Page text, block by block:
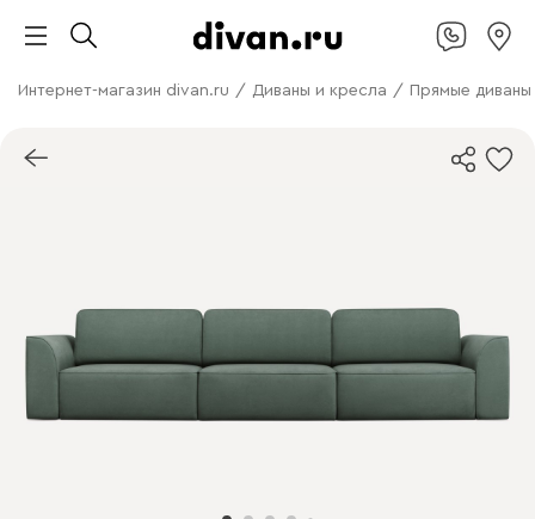
Интернет-магазин divan.ru / Диваны и кресла / Прямые диваны